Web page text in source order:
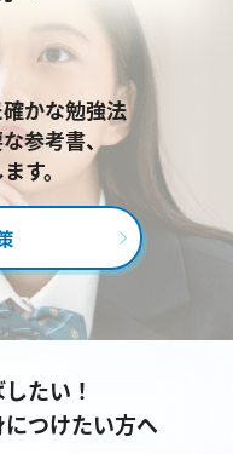
かな勉強法
参考書、
す。
たい！
つけたい方へ